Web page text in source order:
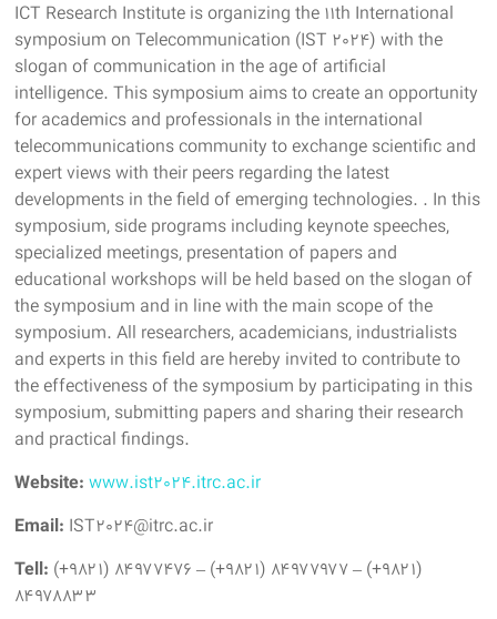
ICT Research Institute is organizing the 11th International
symposium on Telecommunication (IST 2024) with the
slogan of communication in the age of artificial
intelligence. This symposium aims to create an opportunity
for academics and professionals in the international
telecommunications community to exchange scientific and
expert views with their peers regarding the latest
developments in the field of emerging technologies. . In this
symposium, side programs including keynote speeches,
specialized meetings, presentation of papers and
educational workshops will be held based on the slogan of
the symposium and in line with the main scope of the
symposium. All researchers, academicians, industrialists
and experts in this field are hereby invited to contribute to
the effectiveness of the symposium by participating in this
symposium, submitting papers and sharing their research
and practical findings.
Website: www.ist2024.itrc.ac.ir
Email: IST2024@itrc.ac.ir
Tell: (+۹۸۲۱) ۸۴۹۷۷۴۷۶ – (+۹۸۲۱) ۸۴۹۷۷۹۷۷ – (+۹۸۲۱)
۸۴۹۷۸۸۳۳